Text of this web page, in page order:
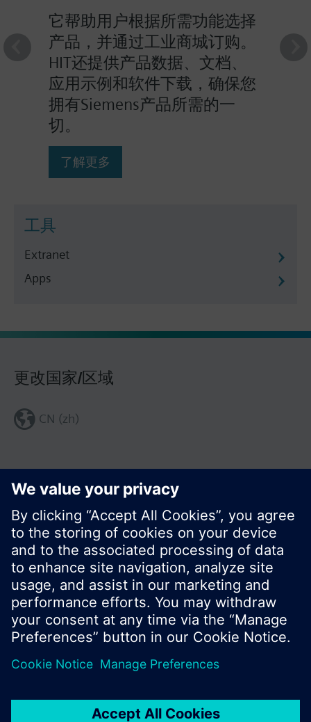
它帮助用户根据所需功能选择
产品，并通过工业商城订购。
HIT还提供产品数据、文档、
应用示例和软件下载，确保您
拥有Siemens产品所需的一
切。
了解更多
工具
Extranet
Apps
更改国家/区域
CN (zh)